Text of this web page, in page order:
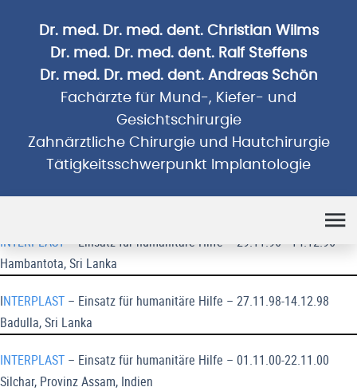
Dr. med. Dr. med. dent. Christian Wilms
Dr. med. Dr. med. dent. Ralf Steffens
Dr. med. Dr. med. dent. Andreas Schön
Fachärzte für Mund-, Kiefer- und
Gesichtschirurgie
Zahnärztliche Chirurgie und Hautchirurgie
Tätigkeitsschwerpunkt Implantologie
INTERPLAST
– Einsatz für humanitäre Hilfe – 29.11.96 - 14.12.96
Hambantota, Sri Lanka
INTERPLAST – Einsatz für humanitäre Hilfe – 27.11.98-14.12.98
Badulla, Sri Lanka
INTERPLAST – Einsatz für humanitäre Hilfe – 01.11.00-22.11.00
Silchar, Provinz Assam, Indien